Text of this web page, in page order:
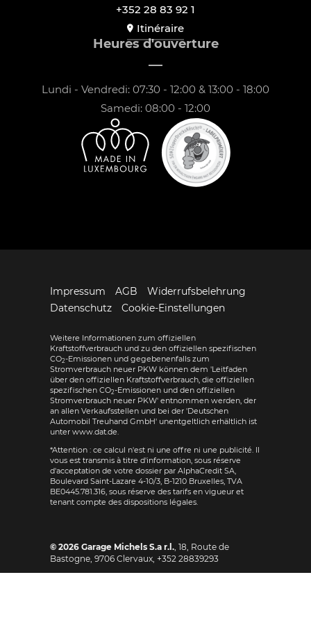
+352 28 83 92 1
Itinéraire
Heures d'ouverture
Lundi - Vendredi: 07:30 - 12:00 & 13:00 - 18:00
Samedi: 08:00 - 12:00
Impressum AGB
Widerrufsbelehrung
Datenschutz
Cookie-Einstellungen
Weitere Informationen zum offiziellen
Kraftstoffverbrauch und zu den offiziellen spezifischen
CO2-Emissionen und gegebenenfalls zum
Stromverbrauch neuer PKW können dem 'Leitfaden
über den offiziellen Kraftstoffverbrauch, die offiziellen
spezifischen CO2-Emissionen und den offiziellen
Stromverbrauch neuer PKW' entnommen werden, der
an allen Verkaufsstellen und bei der 'Deutschen
Automobil Treuhand GmbH' unentgeltlich erhältlich ist
unter www.dat.de.
*Attention : ce calcul n'est ni une offre ni une publicité. Il
vous est transmis à titre d'information, sous réserve
d'acceptation de votre dossier par AlphaCredit SA,
Boulevard Saint-Lazare 4-10/3, B-1210 Bruxelles, TVA
BE0445.781.316, sous réserve des tarifs en vigueur et
tenant compte des dispositions légales.
© 2026 Garage Michels S.a r.l., 18, Route de
Bastogne, 9706 Clervaux, +352 28839293